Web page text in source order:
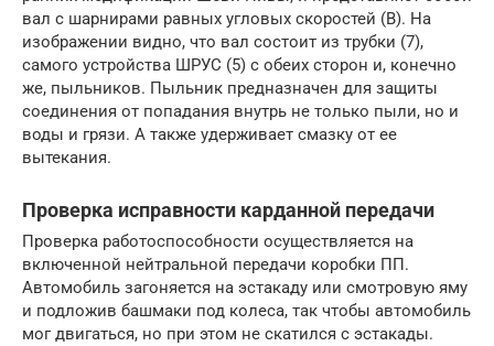
вал с шарнирами равных угловых скоростей (В). На
изображении видно, что вал состоит из трубки (7),
самого устройства ШРУС (5) с обеих сторон и, конечно
же, пыльников. Пыльник предназначен для защиты
соединения от попадания внутрь не только пыли, но и
воды и грязи. А также удерживает смазку от ее
вытекания.
Проверка исправности карданной передачи
Проверка работоспособности осуществляется на
включенной нейтральной передачи коробки ПП.
Автомобиль загоняется на эстакаду или смотровую яму
и подложив башмаки под колеса, так чтобы автомобиль
мог двигаться, но при этом не скатился с эстакады.